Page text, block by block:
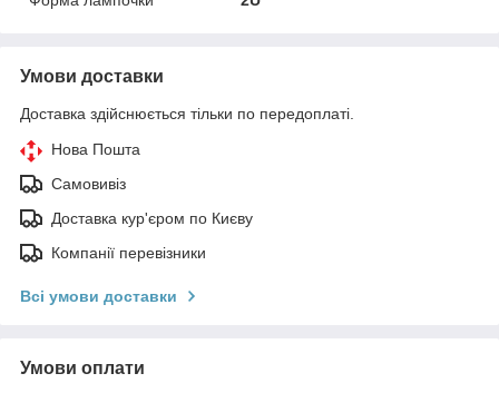
Умови доставки
Доставка здійснюється тільки по передоплаті.
Нова Пошта
Самовивіз
Доставка кур'єром по Києву
Компанії перевізники
Всі умови доставки
Умови оплати